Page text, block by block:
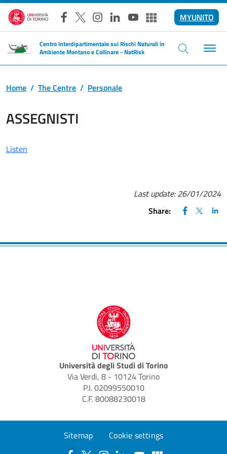
Skip to main content
Facebook
X Instagram
LinkedInYouTubeAltri social
MYUNITO
Centro Interdipartimentale sui Rischi Naturali in
Ambiente Montano e Collinare - NatRisk
Home The Centre Personale
ASSEGNISTI
Listen
Last update:26/01/2024
Share:
FACEBOOK
(apre una
X
(apre
Università degli Studi di Torino
Via Verdi, 8 - 10124 Torino
P.I. 02099550010
C.F. 80088230018
Sitemap Cookie settings